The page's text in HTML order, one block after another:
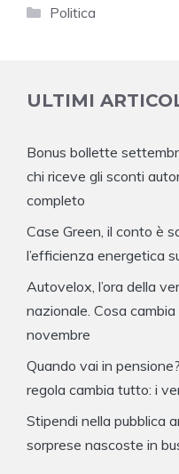
Categorie
Politica
ULTIMI
Bonus bollette
chi riceve gli sconti
completo
Case Green, il conto è
l’efficienza energetica
Autovelox, l’ora della
nazionale. Cosa
novembre
Quando vai in
regola cambia tutto: i
Stipendi nella pubblica
sorprese nascoste in